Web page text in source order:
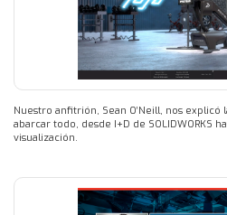
Nuestro anfitrión, Sean O’Neill, nos
abarcar todo, desde I+D de SOLIDWORKS
visualización.